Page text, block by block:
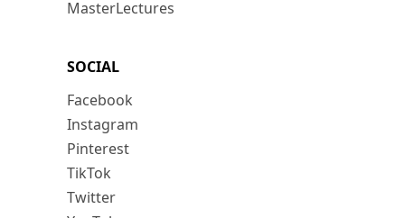
MasterLectures
SOCIAL
Facebook
Instagram
Pinterest
TikTok
Twitter